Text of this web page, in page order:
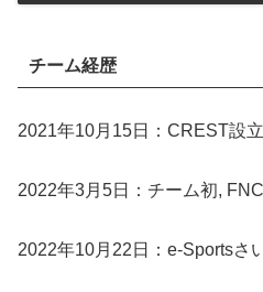
チーム経歴
2021年10月15日：CREST設
2022年3月5日：チーム初,
2022年10月22日：e-Sportsさ